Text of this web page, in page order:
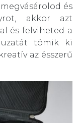
és
akkor azt
és felviheted a
tömik ki
az ésszerű